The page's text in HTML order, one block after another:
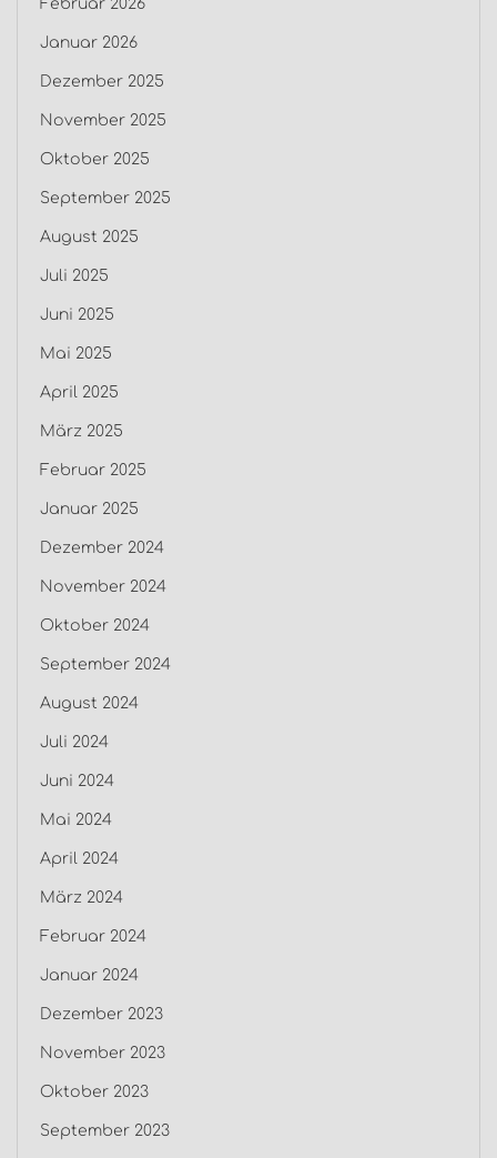
Februar 2026
Januar 2026
Dezember 2025
November 2025
Oktober 2025
September 2025
August 2025
Juli 2025
Juni 2025
Mai 2025
April 2025
März 2025
Februar 2025
Januar 2025
Dezember 2024
November 2024
Oktober 2024
September 2024
August 2024
Juli 2024
Juni 2024
Mai 2024
April 2024
März 2024
Februar 2024
Januar 2024
Dezember 2023
November 2023
Oktober 2023
September 2023